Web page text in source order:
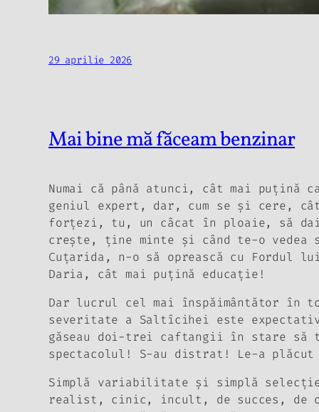
29 aprilie 2026
Mai bine mă făceam benzinar
Numai că până atunci, cât mai puţină
geniul expert, dar, cum se şi cere,
forţezi, tu, un câcat în ploaie, să
creşte, ţine minte şi când te-o
Cuţarida, n-o să oprească cu
Daria, cât mai puţină educaţie!
Dar lucrul cel mai înspăimântător în
severitate a Saltîcihei este
găseau doi-trei caftangii în stare să
spectacolul! S-au distrat! Le-a
Simplă variabilitate şi simplă
realist, cinic, incult, de succes, de o